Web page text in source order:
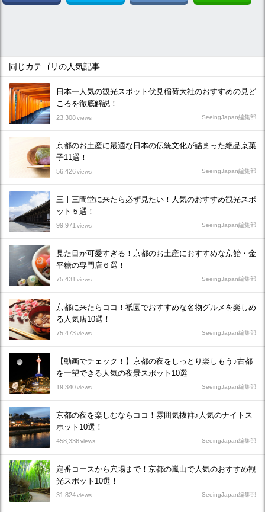
同じカテゴリの人気記事
日本一人気の観光スポット伏見稲荷大社のおすすめの見ど
ころを徹底解説！
23,308views SeeingJapan編集部
京都のお土産に最適な日本の伝統文化が詰まった絶品京菓
子11選！
56,426views SeeingJapan編集部
三十三間堂に来たら必ず見たい！人気のおすすめ観光スポ
ット５選！
99,971 views SeeingJapan編集部
見た目が可愛すぎる！京都のお土産におすすめな京飴・金
平糖の専門店６選！
75,431 views SeeingJapan編集部
京都に来たらココ！祇園でおすすめな名物グルメを楽しめ
る人気店10選！
75,473views SeeingJapan編集部
【動画でチェック！】京都の夜をしっとり楽しもう♪古都
を一望できる人気の夜景スポット10選
19,340views SeeingJapan編集部
京都の夜を楽しむならココ！雰囲気抜群♪人気のナイトス
ポット10選！
458,336views SeeingJapan編集部
定番コースから穴場まで！京都の嵐山で人気のおすすめ観
光スポット10選！
31,824views SeeingJapan編集部